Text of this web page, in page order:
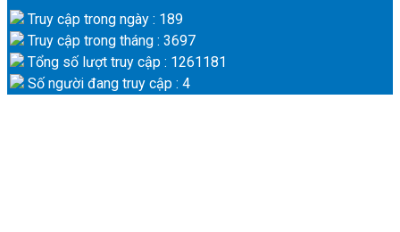
Truy cập trong ngày : 189
Truy cập trong tháng : 3697
Tổng số lượt truy cập : 1261181
Số người đang truy cập : 4